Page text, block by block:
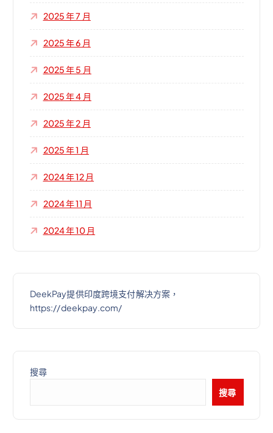
2025 年 7 月
2025 年 6 月
2025 年 5 月
2025 年 4 月
2025 年 2 月
2025 年 1 月
2024 年 12 月
2024 年 11 月
2024 年 10 月
DeekPay提供印度跨境支付解决方案，
https://deekpay.com/
搜尋
搜尋